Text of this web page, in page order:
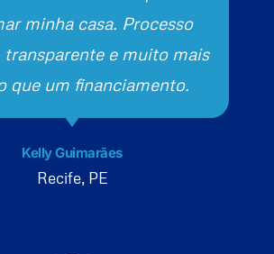
minha casa. Processo
transparente e muito mais
que um financiamento.
Kelly Guimarães
Recife, PE